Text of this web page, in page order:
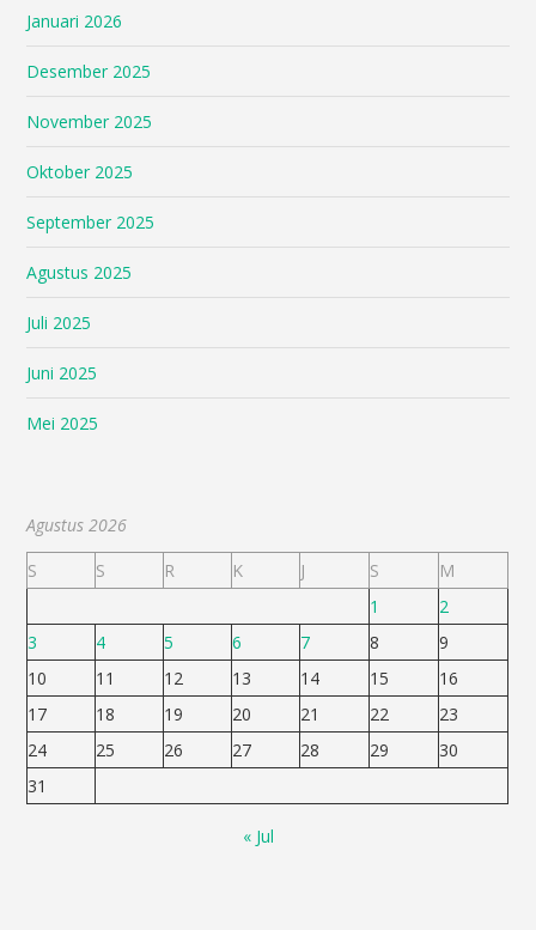
Januari 2026
Desember 2025
November 2025
Oktober 2025
September 2025
Agustus 2025
Juli 2025
Juni 2025
Mei 2025
Agustus 2026
S
S R K J S
M
1
2
3
4 5 6 7 8
9
10
11 12 13 14 15
16
17
18 19 20 21 22
23
24
25 26 27 28 29
30
31
« Jul